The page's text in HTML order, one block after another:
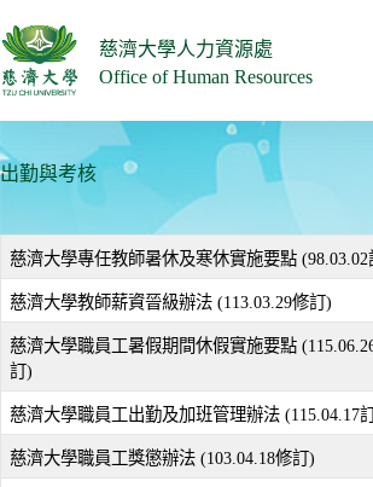
至
主
要
容
慈濟大學人力資源處
Office of Human Resources
出勤與考核
慈濟大學專任教師暑休及寒休實施要點 (98.03.02
慈濟大學教師薪資晉級辦法 (113.03.29修訂)
慈濟大學職員工暑假期間休假實施要點
訂)
慈濟大學職員工出勤及加班管理辦法 (115.04.17
慈濟大學職員工獎懲辦法 (103.04.18修訂)